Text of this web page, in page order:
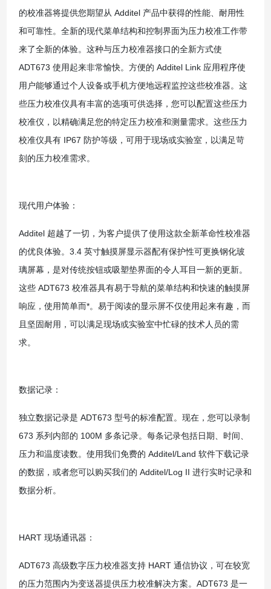
的校准器将提供您期望从 Additel 产品中获得的性能、耐用性
和可靠性。全新的现代菜单结构和控制界面为压力校准工作带
来了全新的体验。这种与压力校准器接口的全新方式使
ADT673 使用起来非常愉快。方便的 Additel Link 应用程序使
用户能够通过个人设备或手机方便地远程监控这些校准器。这
些压力校准仪具有丰富的选项可供选择，您可以配置这些压力
校准仪，以精确满足您的特定压力校准和测量需求。这些压力
校准仪具有 IP67 防护等级，可用于现场或实验室，以满足苛
刻的压力校准需求。
现代用户体验：
Additel 超越了一切，为客户提供了使用这款全新革命性校准器
的优良体验。3.4 英寸触摸屏显示器配有保护性可更换钢化玻
璃屏幕，是对传统按钮或吸塑垫界面的令人耳目一新的更新。
这些 ADT673 校准器具有易于导航的菜单结构和快速的触摸屏
响应，使用简单而*。易于阅读的显示屏不仅使用起来有趣，而
且坚固耐用，可以满足现场或实验室中忙碌的技术人员的需
求。
数据记录：
独立数据记录是 ADT673 型号的标准配置。现在，您可以录制
673 系列内部的 100M 多条记录。每条记录包括日期、时间、
压力和温度读数。使用我们免费的 Additel/Land 软件下载记录
的数据，或者您可以购买我们的 Additel/Log II 进行实时记录和
数据分析。
HART 现场通讯器：
ADT673 高级数字压力校准器支持 HART 通信协议，可在较宽
的压力范围内为变送器提供压力校准解决方案。ADT673 是一